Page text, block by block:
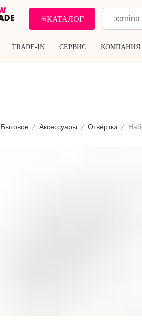
КАТАЛОГ
TRADE-IN СЕРВИС КОМПАНИЯ
Бытовое Аксессуары Отвёртки